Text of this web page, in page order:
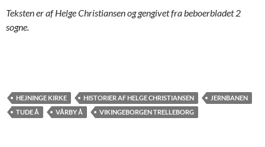
Teksten er af Helge Christiansen og gengivet fra beboerbladet 2
sogne.
HEJNINGE KIRKE HISTORIER AF HELGE CHRISTIANSEN
JERNBANEN
TUDE Å
VÅRBY Å VIKINGEBORGEN TRELLEBORG